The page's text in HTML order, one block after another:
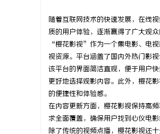
随着互联网技术的快速发展，在线
质的用户体验，逐渐赢得了广大观众
“樱花影视”作为一个集电影、电
视资源。平台涵盖了国内外热门影
该平台的界面简洁直观，便于用户
更好地选择观影内容。此外，樱花
的便捷性和体验感。
在内容更新方面，樱花影视保持高
求全面覆盖，确保用户找到心仪电影
除了传统的视频点播，樱花影视还